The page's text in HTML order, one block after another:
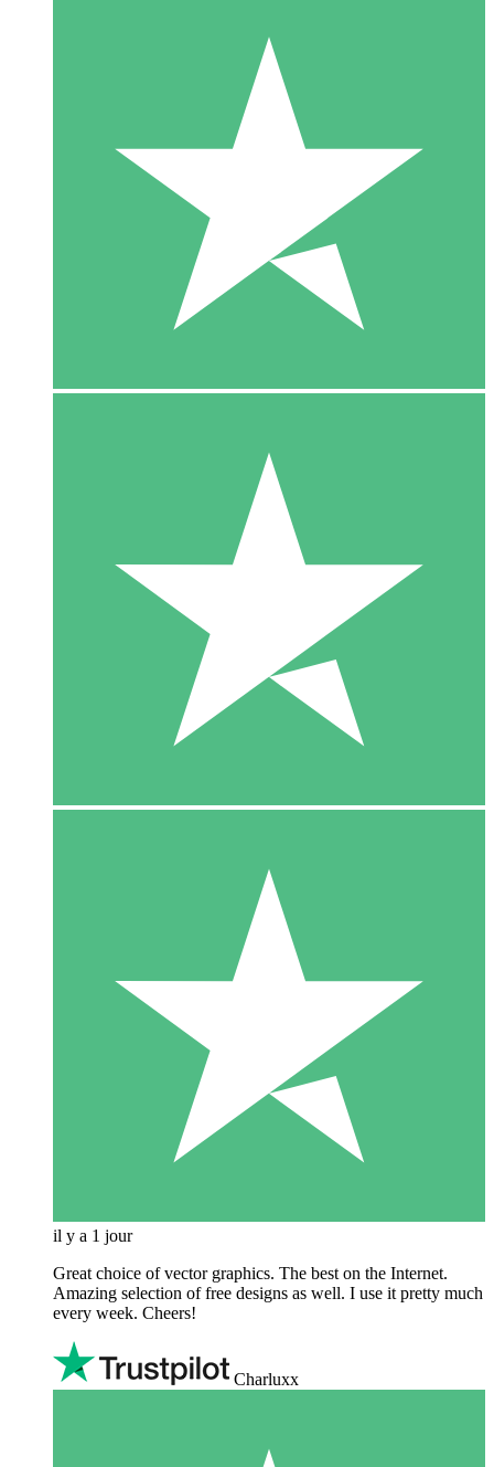
il y a 1 jour
Great choice of vector graphics. The best on the Internet.
Amazing selection of free designs as well. I use it pretty much
every week. Cheers!
Charluxx